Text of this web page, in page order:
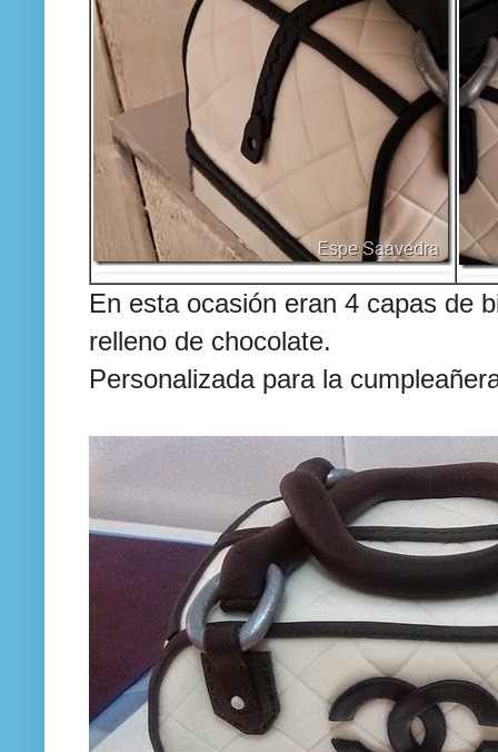
En esta ocasión eran 4 capas de
relleno de chocolate.
Personalizada para la